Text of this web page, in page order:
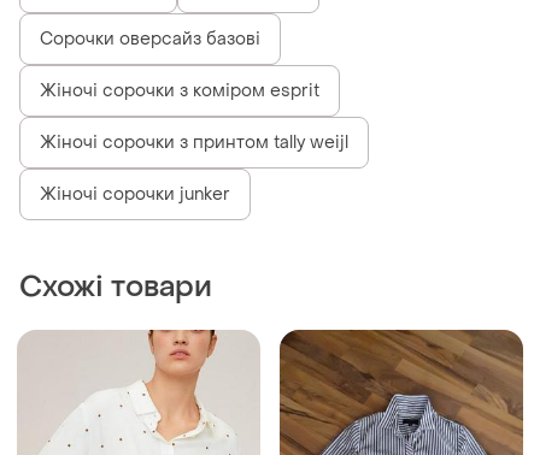
Сорочки оверсайз базові
Жіночі сорочки з коміром esprit
Жіночі сорочки з принтом tally weijl
Жіночі сорочки junker
Схожі товари